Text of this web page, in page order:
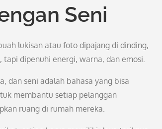
Seni
lukisan atau foto dipajang di dinding,
dipenuhi energi, warna, dan emosi.
dan seni adalah bahasa yang bisa
membantu setiap pelanggan
ruang di rumah mereka.